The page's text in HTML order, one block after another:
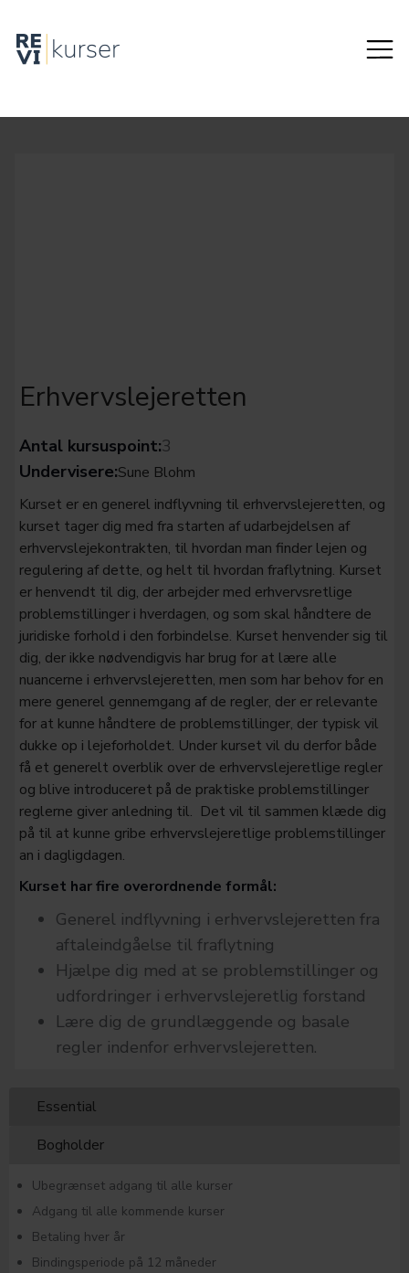
Erhvervslejeretten
Antal kursuspoint:3
Undervisere:Sune Blohm
Kurset er en generel indflyvning til erhvervslejeretten, og
kurset tager dig med fra starten af udarbejdelsen af
erhvervslejekontrakten, til hvordan man finder lejen og
regulering af dette, og helt til hvordan fraflytning. Kurset
er henvendt til dig, der arbejder med erhvervsretlige
problemstillinger i hverdagen, og som skal håndtere de
juridiske forhold i den forbindelse. Kurset henvender sig til
dig, der ikke nødvendigvis har brug for at lære alle
nuancerne i erhvervslejeretten, men som har behov for en
mere generel gennemgang af de regler, der er relevante
for at kunne håndtere de problemstillinger, der typisk vil
dukke op i lejeforholdet. Under kurset vil du derfor både
få et generelt overblik over de erhvervslejeretlige regler
og blive introduceret på de praktiske problemstillinger
reglerne giver anledning til. Det vil til sammen klæde dig
på til at kunne gribe erhvervslejeretlige problemstillinger
an i dagligdagen.
Kurset har fire overordnende formål:
Generel indflyvning i erhvervslejeretten fra
aftaleindgåelse til fraflytning
Hjælpe dig med at se problemstillinger og
udfordringer i erhvervslejeretlig forstand
Lære dig de grundlæggende og basale
regler indenfor erhvervslejeretten.
Essential
Bogholder
Ubegrænset adgang til alle kurser
Adgang til alle kommende kurser
Betaling hver år
Bindingsperiode på 12 måneder